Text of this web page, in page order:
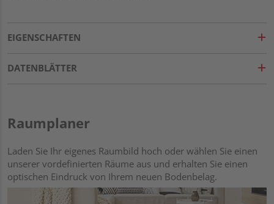
EIGENSCHAFTEN
DATENBLÄTTER
Raumplaner
Laden Sie Ihr eigenes Raumbild hoch oder wählen Sie einen
unserer vordefinierten Räume aus und erhalten Sie einen
optischen Eindruck von Ihrem neuen Bodenbelag.